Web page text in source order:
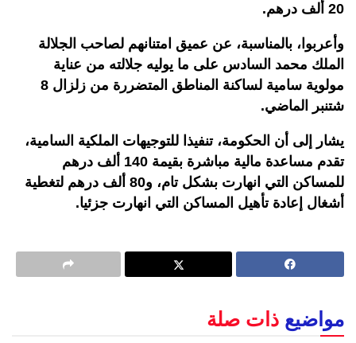
20 ألف درهم.
وأعربوا، بالمناسبة، عن عميق امتنانهم لصاحب الجلالة
الملك محمد السادس على ما يوليه جلالته من عناية
مولوية سامية لساكنة المناطق المتضررة من زلزال 8
شتنبر الماضي.
يشار إلى أن الحكومة، تنفيذا للتوجيهات الملكية السامية،
تقدم مساعدة مالية مباشرة بقيمة 140 ألف درهم
للمساكن التي انهارت بشكل تام، و80 ألف درهم لتغطية
أشغال إعادة تأهيل المساكن التي انهارت جزئيا.
مواضيع ذات صلة